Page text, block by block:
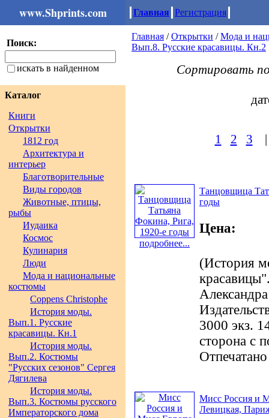
www.Shprints.com Главная Регистрация
Поиск:
искать в найденном
Каталог
Книги
Открытки
1812 год
Архитектура и
интерьер
Благотворительные
Виды городов
Животные, птицы,
рыбы
Иудаика
Космос
Кулинария
Люди
Мода и национальные
костюмы
Coppens Christophe
История моды.
Вып.1. Русские
красавицы. Кн.1
История моды.
Вып.2. Костюмы
"Русских сезонов" Сергея
Дягилева
История моды.
Вып.3. Костюмы русского
Императорского дома
Главная /Открытки /Мода и
Вып.8. Русские красавицы. Кн.2
Сортировать
1 2 3
подробнее...
Танцовщица
годы
Цена:
(История
3000 экз.
сторона с
Мисс Россия и
Левицкая,